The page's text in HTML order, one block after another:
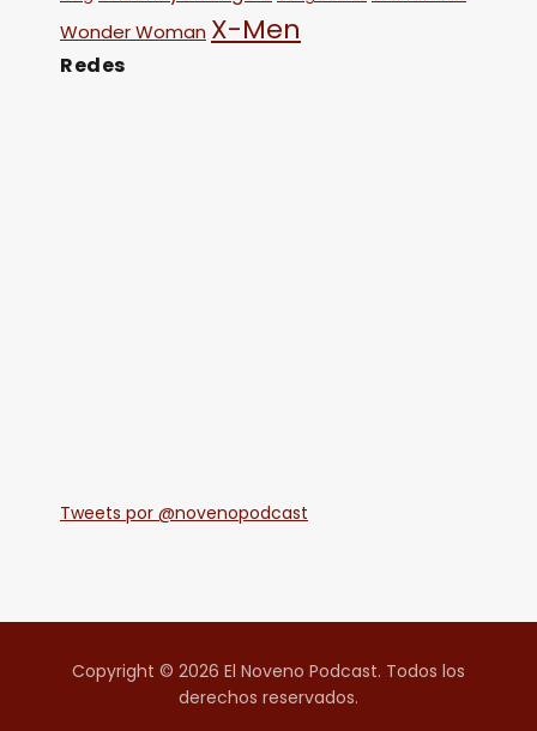
Wonder Woman X-Men
Redes
Tweets por @novenopodcast
Copyright © 2026 El Noveno Podcast. Todos los
derechos reservados.